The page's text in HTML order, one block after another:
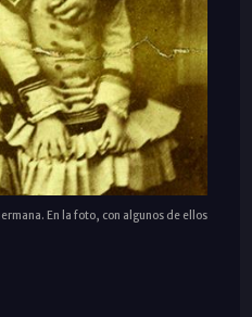
En la foto, con algunos de ellos